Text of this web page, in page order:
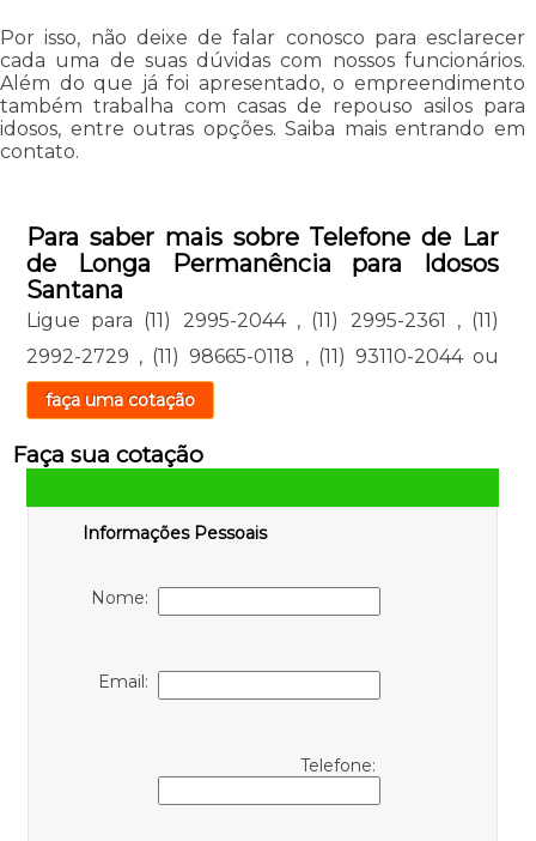
Por isso, não deixe de falar conosco para esclarecer
cada uma de suas dúvidas com nossos funcionários.
Além do que já foi apresentado, o empreendimento
também trabalha com casas de repouso asilos para
idosos, entre outras opções. Saiba mais entrando em
contato.
Para saber mais sobre Telefone de Lar
de Longa Permanência para Idosos
Santana
Ligue para (11) 2995-2044 , (11) 2995-2361 , (11)
2992-2729 , (11) 98665-0118 , (11) 93110-2044 ou
faça uma cotação
Faça sua cotação
Informações Pessoais
Nome:
Email:
Telefone: